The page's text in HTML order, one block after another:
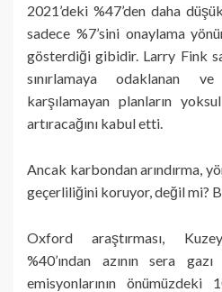
2021’deki %47’den daha
sadece %7’sini onaylama
gösterdiği gibidir. Larry Fink
sınırlamaya odaklanan
karşılamayan planların
artıracağını kabul etti.
Ancak karbondan arındırma,
geçerliliğini koruyor, değil mi?
Oxford araştırması,
%40’ından azının sera
emisyonlarının önümüzdeki